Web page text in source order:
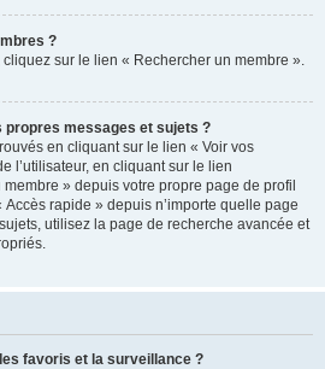
?
sur le lien « Rechercher un membre ».
messages et sujets ?
en cliquant sur le lien « Voir vos
l’utilisateur, en cliquant sur le lien
» depuis votre propre page de profil
rapide » depuis n’importe quelle page
utilisez la page de recherche avancée et
favoris et la surveillance ?